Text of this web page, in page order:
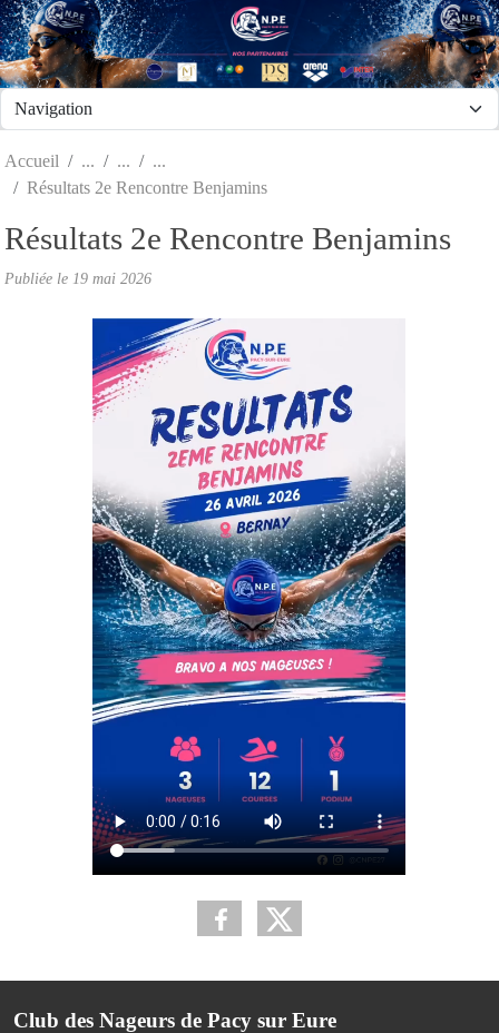
Accueil
Résultats 2e Rencontre Benjamins
Résultats 2e Rencontre Benjamins
Publiée le 19 mai 2026
Club des Nageurs de Pacy sur Eure
Panneau de gestion des cookies